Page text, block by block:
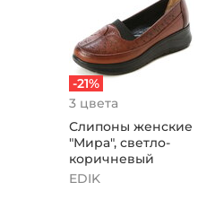
-21%
3 цвета
Слипоны женские
"Мира", светло-
коричневый
EDIK